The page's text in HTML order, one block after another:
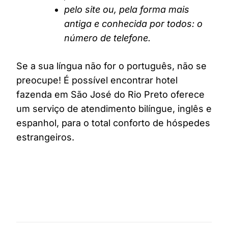
pelo site ou, pela forma mais
antiga e conhecida por todos: o
número de telefone.
Se a sua língua não for o português, não se
preocupe! É possível encontrar hotel
fazenda em São José do Rio Preto oferece
um serviço de atendimento bilíngue, inglês e
espanhol, para o total conforto de hóspedes
estrangeiros.